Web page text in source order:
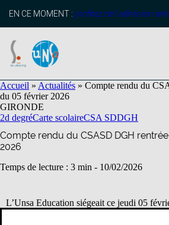
principal
EN CE MOMENT : profitez de l’adhésion
Accueil » Actualités » Compte rendu du
du 05 février 2026
GIRONDE
2d degréCarte scolaireCSA SDDGH
Compte rendu du CSASD DGH
2026
Temps de lecture : 3 min - 10/02/2026
L’Unsa Education siégeait ce jeudi 05